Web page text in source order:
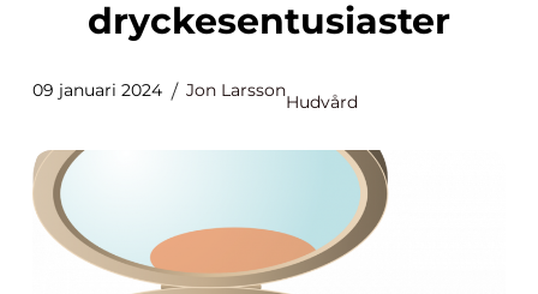
dryckesentusiaster
09 januari 2024 Jon Larsson
Hudvård